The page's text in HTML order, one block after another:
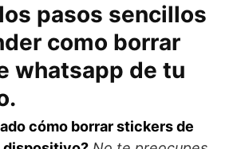
pasos sencillos
como borrar
whatsapp de tu
cómo borrar stickers de